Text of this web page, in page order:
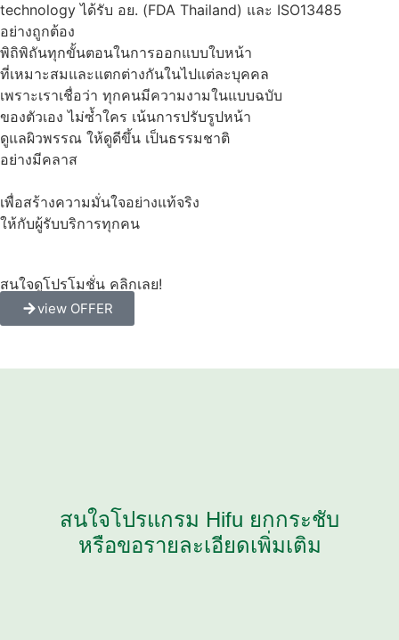
technology ได้รับ อย. (FDA Thailand) และ ISO13485
อย่างถูกต้อง
พิถิพิถันทุกขั้นตอนในการออกแบบใบหน้า
ที่เหมาะสมและแตกต่างกันในไปแต่ละบุคคล
เพราะเราเชื่อว่า ทุกคนมีความงามในแบบฉบับ
ของตัวเอง ไม่ซ้ำใคร เน้นการปรับรูปหน้า
ดูแลผิวพรรณ ให้ดูดีขึ้น เป็นธรรมชาติ
อย่างมีคลาส
เพื่อสร้างความมั่นใจอย่างแท้จริง
ให้กับผู้รับบริการทุกคน
สนใจดูโปรโมชั่น คลิกเลย!
view OFFER
สนใจโปรแกรม Hifu ยกกระชับ
หรือขอรายละเอียดเพิ่มเติม